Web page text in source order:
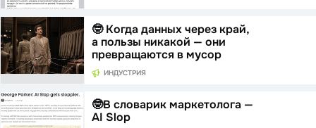
🤓 Когда данных через край,
а пользы никакой — они
превращаются в мусор
ИНДУСТРИЯ
🤓В словарик маркетолога —
AI Slop